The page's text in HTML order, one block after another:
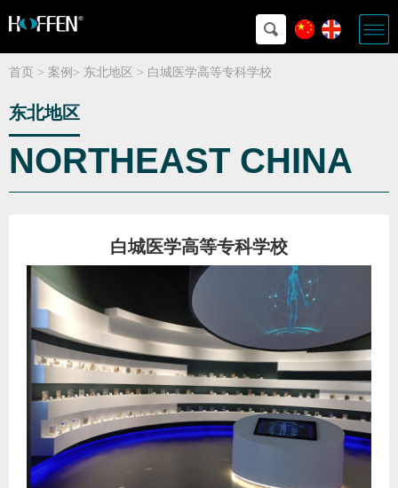
首页 > 案例 > 东北地区 > 白城医学高等专科学校
东北地区
NORTHEAST CHINA
白城医学高等专科学校